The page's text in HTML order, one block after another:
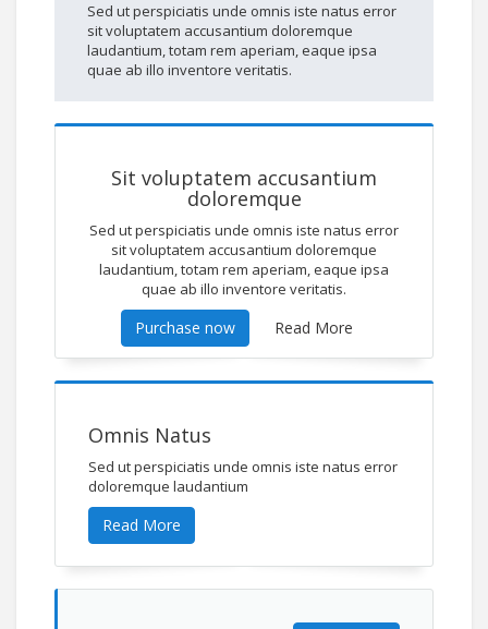
Sed ut perspiciatis unde omnis iste natus error
sit voluptatem accusantium doloremque
laudantium, totam rem aperiam, eaque ipsa
quae ab illo inventore veritatis.
Sit voluptatem accusantium
doloremque
Sed ut perspiciatis unde omnis iste natus error
sit voluptatem accusantium doloremque
laudantium, totam rem aperiam, eaque ipsa
quae ab illo inventore veritatis.
Purchase now Read More
Omnis Natus
Sed ut perspiciatis unde omnis iste natus error
doloremque laudantium
Read More